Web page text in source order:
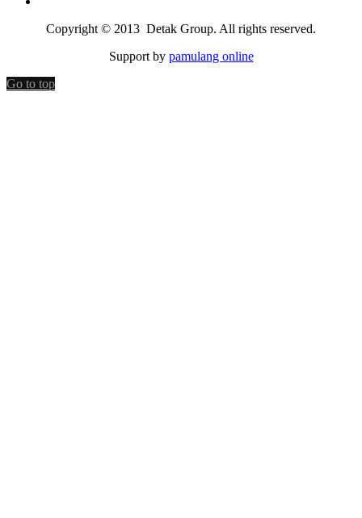
Copyright © 2013 Detak Group. All rights reserved.
Support by pamulang online
Go to top